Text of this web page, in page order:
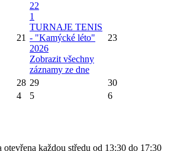
21
22
1
TURNAJE TENIS
- "Kamýcké léto"
2026
Zobrazit všechny
záznamy ze dne
23
28 29
30
4 5 6
každou středu od 13:30 do 17:30